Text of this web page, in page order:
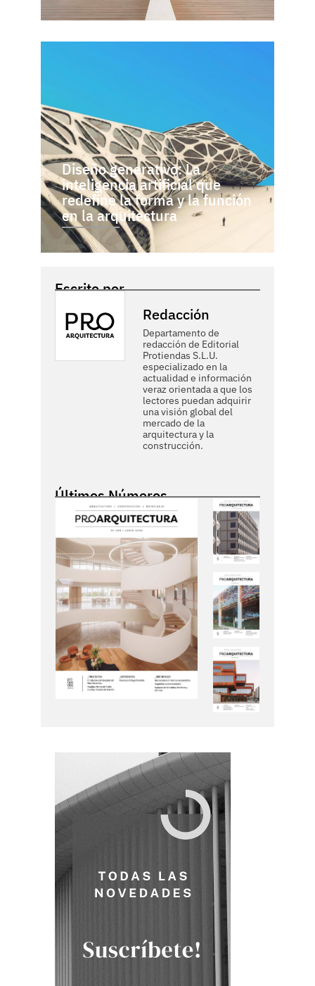
Diseño generativo: La
inteligencia artificial que
redefine la forma y la función
en la arquitectura
Escrito por
Redacción
Departamento de
redacción de Editorial
Protiendas S.L.U.
especializado en la
actualidad e información
veraz orientada a que los
lectores puedan adquirir
una visión global del
mercado de la
arquitectura y la
construcción.
Últimos Números